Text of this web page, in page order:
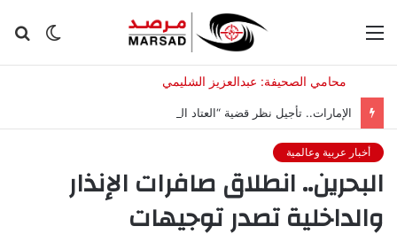
الوضع
الإمارات.. تأجيل نظر قضية “العتاد العسكري للسودان”
أخبار عربية وعالمية
البحرين.. انطلاق صافرات الإنذار
والداخلية تصدر توجيهات